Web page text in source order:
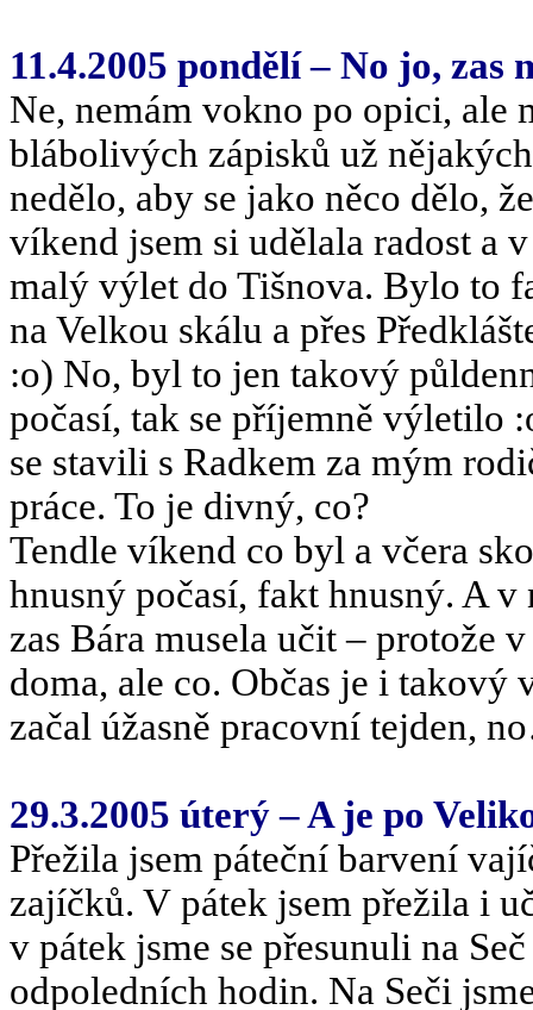
11.4.2005 pondělí – No jo,
Ne, nemám vokno po opici, ale
blábolivých zápisků už
nedělo, aby se jako něco dělo,
víkend jsem si udělala radost a
malý výlet do Tišnova. Bylo to
na Velkou skálu a přes
:o) No, byl to jen takový
počasí, tak se příjemně výletilo
se stavili s Radkem za mým
práce. To je divný, co?
Tendle víkend co byl a včera
hnusný počasí, fakt hnusný. A
zas Bára musela učit – protože
doma, ale co. Občas je i takový
začal úžasně pracovní tejden,
29.3.2005 úterý – A je po
Přežila jsem páteční barvení
zajíčků. V pátek jsem přežila i
v pátek jsme se přesunuli na
odpoledních hodin. Na Seči